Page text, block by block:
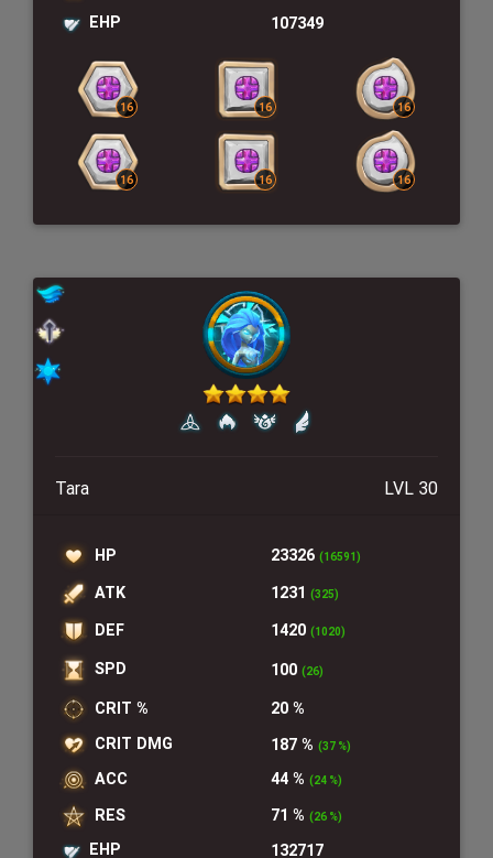
EHP 107349
Tara LVL 30
HP 23326 (16591)
ATK 1231 (325)
DEF 1420 (1020)
SPD 100 (26)
CRIT %
20 %
CRIT DMG
187 % (37 %)
ACC 44 % (24 %)
RES 71 % (26 %)
EHP 132717